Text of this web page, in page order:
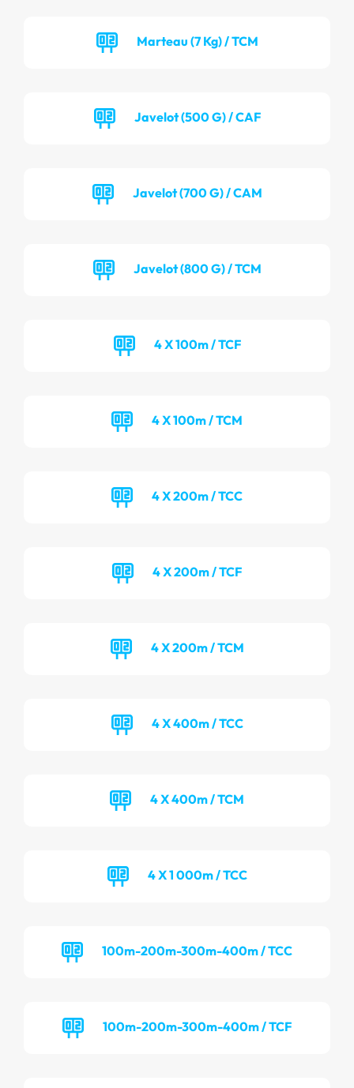
Marteau (7 Kg) / TCM
Javelot (500 G) / CAF
Javelot (700 G) / CAM
Javelot (800 G) / TCM
4 X 100m / TCF
4 X 100m / TCM
4 X 200m / TCC
4 X 200m / TCF
4 X 200m / TCM
4 X 400m / TCC
4 X 400m / TCM
4 X 1 000m / TCC
100m-200m-300m-400m / TCC
100m-200m-300m-400m / TCF